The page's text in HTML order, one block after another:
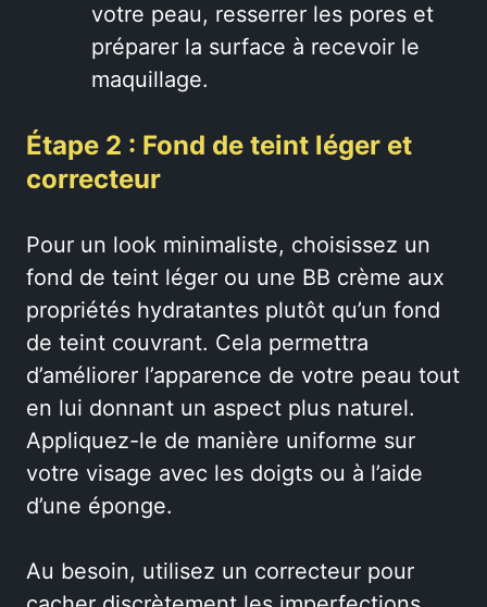
votre peau, resserrer les pores et
préparer la surface à recevoir le
maquillage.
Étape 2 : Fond de teint léger et
correcteur
Pour un look minimaliste, choisissez un
fond de teint léger ou une BB crème aux
propriétés hydratantes plutôt qu’un fond
de teint couvrant. Cela permettra
d’améliorer l’apparence de votre peau tout
en lui donnant un aspect plus naturel.
Appliquez-le de manière uniforme sur
votre visage avec les doigts ou à l’aide
d’une éponge.
Au besoin, utilisez un correcteur pour